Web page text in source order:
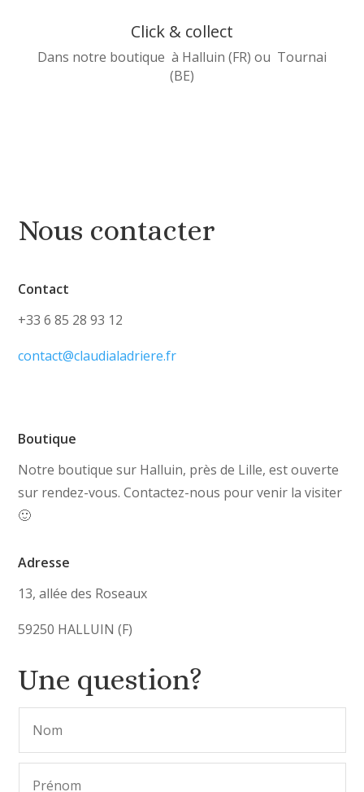
Click & collect
Dans notre boutique à Halluin (FR) ou Tournai
(BE)
Nous contacter
Contact
+33 6 85 28 93 12
contact@claudialadriere.fr
Boutique
Notre boutique sur Halluin, près de Lille, est ouverte
sur rendez-vous. Contactez-nous pour venir la visiter
🙂
Adresse
13, allée des Roseaux
59250 HALLUIN (F)
Une question?